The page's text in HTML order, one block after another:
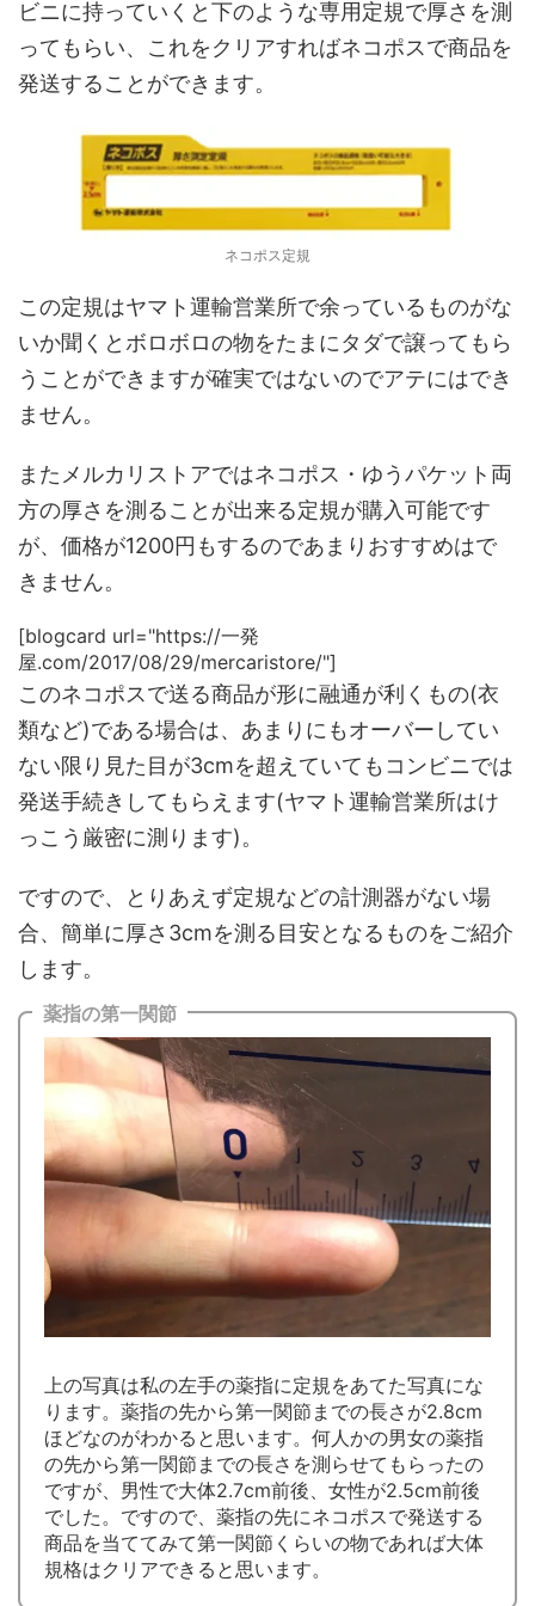
ビニに持っていくと下のような専用定規で厚さを測
ってもらい、これをクリアすればネコポスで商品を
発送することができます。
ネコポス定規
この定規はヤマト運輸営業所で余っているものがな
いか聞くとボロボロの物をたまにタダで譲ってもら
うことができますが確実ではないのでアテにはでき
ません。
またメルカリストアではネコポス・ゆうパケット両
方の厚さを測ることが出来る定規が購入可能です
が、価格が1200円もするのであまりおすすめはで
きません。
[blogcard url="https://一発
屋.com/2017/08/29/mercaristore/"]
このネコポスで送る商品が形に融通が利くもの(衣
類など)である場合は、あまりにもオーバーしてい
ない限り見た目が3cmを超えていてもコンビニでは
発送手続きしてもらえます(ヤマト運輸営業所はけ
っこう厳密に測ります)。
ですので、とりあえず定規などの計測器がない場
合、簡単に厚さ3cmを測る目安となるものをご紹介
します。
薬指の第一関節
上の写真は私の左手の薬指に定規をあてた写真にな
ります。薬指の先から第一関節までの長さが2.8cm
ほどなのがわかると思います。何人かの男女の薬指
の先から第一関節までの長さを測らせてもらったの
ですが、男性で大体2.7cm前後、女性が2.5cm前後
でした。ですので、薬指の先にネコポスで発送する
商品を当ててみて第一関節くらいの物であれば大体
規格はクリアできると思います。